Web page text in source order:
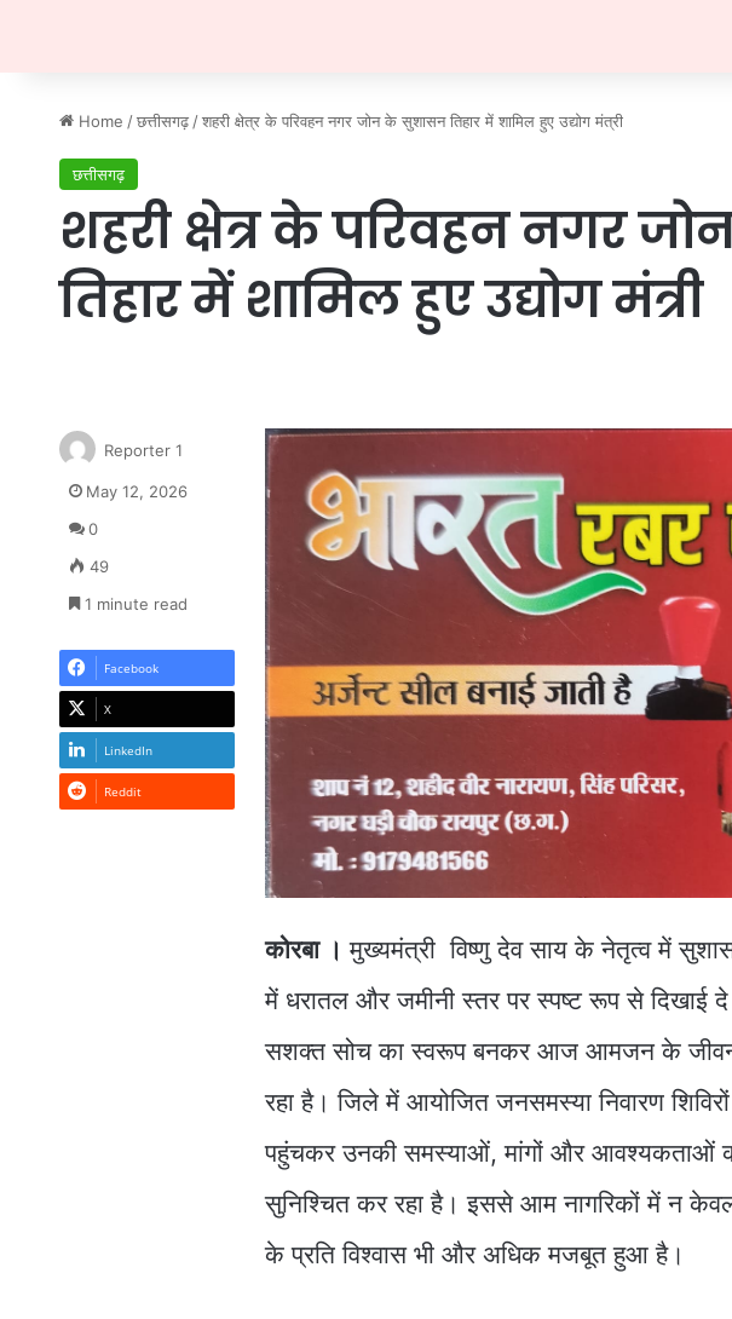
Home / छत्तीसगढ़ / शहरी क्षेत्र के परिवहन नगर जोन के सुशासन तिहार में शामिल हुए उद्योग मंत्री
छत्तीसगढ़
शहरी क्षेत्र के परिवहन नगर
तिहार में शामिल हुए उद्योग मंत्री
कोरबा । मुख्यमंत्री विष्णु देव साय के नेतृत्व में
में धरातल और जमीनी स्तर पर स्पष्ट रूप से दिखाई
सशक्त सोच का स्वरूप बनकर आज आमजन के जीवन
रहा है। जिले में आयोजित जनसमस्या निवारण
पहुंचकर उनकी समस्याओं, मांगों और आवश्यकताओं
सुनिश्चित कर रहा है। इससे आम नागरिकों में न
के प्रति विश्वास भी और अधिक मजबूत हुआ है।
Reporter 1
May 12, 2026
0
49
1 minute read
Facebook
X
LinkedIn
Reddit